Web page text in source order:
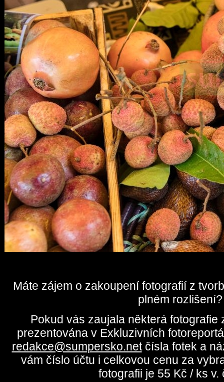
Máte zájem o zakoupení fotografií z
plném rozlišení?
Pokud vás zaujala některá fotografie
prezentována v Exkluzivních
redakce@sumpersko.netčísla fotek a
vám číslo účtu i celkovou cenu za
fotografii je 55 Kč / ks v.